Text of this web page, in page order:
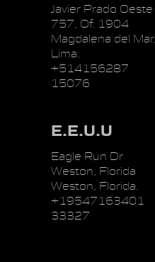
Javier Prado Oeste
757, Of. 1904
Magdalena del Mar,
Lima.
+514156287
15076
E.E.U.U
Eagle Run Dr
Weston, Florida
Weston, Florida.
+19547163401
33327